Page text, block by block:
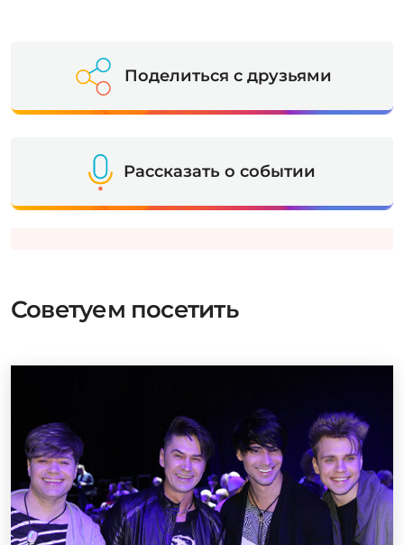
Поделиться с друзьями
Рассказать о событии
Советуем посетить